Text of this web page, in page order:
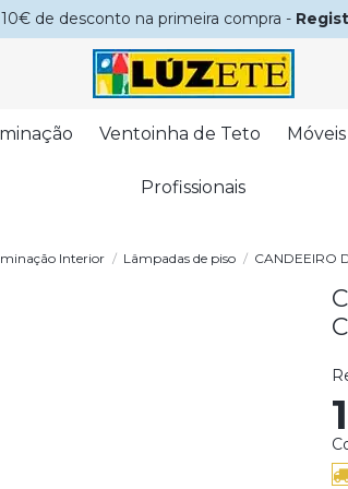
10€ de desconto na primeira compra -
Ventoinha de Teto Móveis
Profissionais
Interior Lâmpadas de piso CANDEEIRO